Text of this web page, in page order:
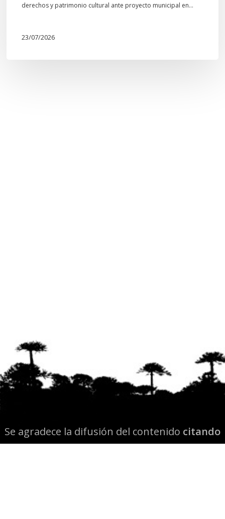
derechos y patrimonio cultural ante proyecto municipal en…
23/07/2026
Se agradece la difusión del contenido citando
la fuente www.mapuexpress.org